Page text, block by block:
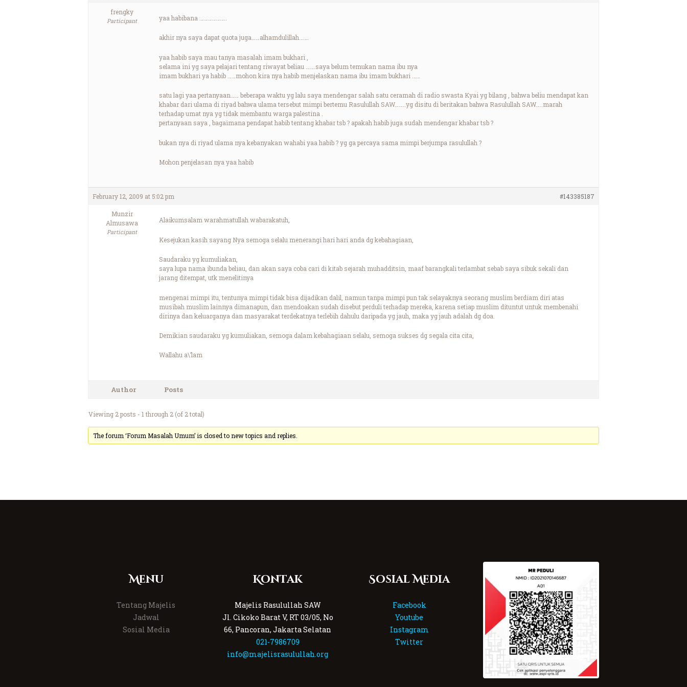
frengky
Participant yaa habibana ………………..
akhir nya saya dapat quota juga……alhamdulillah…….
yaa habib saya mau tanya masalah imam bukhari ,
selama ini yg saya pelajari tentang riwayat beliau …….saya belum temukan nama ibu nya
imam bukhari ya habib ……mohon kira nya habib menjelaskan nama ibu imam bukhari ……
satu lagi yaa pertanyaan…… beberapa waktu yg lalu saya mendengar salah satu ceramah di radio swasta Kyai yg bilang , bahwa beliu mendapat kan
khabar dari ulama di riyad bahwa ulama tersebut mimpi bertemu Rasulullah SAW……..yg disitu di beritakan bahwa Rasulullah SAW…..marah
terhadap umat nya yg tidak membantu warga palestina .
pertanyaan saya , bagaimana pendapat habib tentang khabar tsb ? apakah habib juga sudah mendengar khabar tsb ?
bukan nya di riyad ulama nya kebanyakan wahabi yaa habib ? yg ga percaya sama mimpi berjumpa rasulullah ?
Mohon penjelasan nya yaa habib
February 12, 2009 at 5:02 pm #143385187
Munzir
Almusawa
Participant
Alaikumsalam warahmatullah wabarakatuh,
Kesejukan kasih sayang Nya semoga selalu menerangi hari hari anda dg kebahagiaan,
Saudaraku yg kumuliakan,
saya lupa nama ibunda beliau, dan akan saya coba cari di kitab sejarah muhadditsin, maaf barangkali terlambat sebab saya sibuk sekali dan
jarang ditempat, utk menelitinya
mengenai mimpi itu, tentunya mimpi tidak bisa dijadikan dalil, namun tanpa mimpi pun tak selayaknya seorang muslim berdiam diri atas
musibah muslim lainnya dimanapun, dan mendoakan sudah disebut perduli terhadap mereka, karena setiap muslim dituntut untuk membenahi
dirinya dan keluarganya dan masyarakat terdekatnya terlebih dahulu daripada yg jauh, maka yg jauh adalah dg doa.
Demikian saudaraku yg kumuliakan, semoga dalam kebahagiaan selalu, semoga sukses dg segala cita cita,
Wallahu a\’lam
Author Posts
Viewing 2 posts - 1 through 2 (of 2 total)
The forum ‘Forum Masalah Umum’ is closed to new topics and replies.
Menu
Tentang Majelis
Jadwal
Sosial Media
Kontak
Majelis Rasulullah SAW
Jl. Cikoko Barat V, RT 03/05, No
66, Pancoran, Jakarta Selatan
021-7986709
info@majelisrasulullah.org
Sosial Media
Facebook
Youtube
Instagram
Twitter